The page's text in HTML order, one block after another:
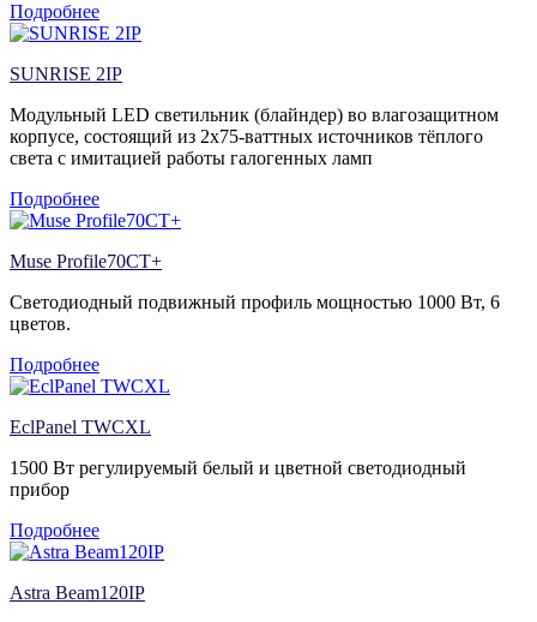
Подробнее
SUNRISE 2IP
Модульный LED светильник (блайндер) во влагозащитном
корпусе, состоящий из 2х75-ваттных источников тёплого
света с имитацией работы галогенных ламп
Подробнее
Muse Profile70CT+
Светодиодный подвижный профиль мощностью 1000 Вт, 6
цветов.
Подробнее
EclPanel TWCXL
1500 Вт регулируемый белый и цветной светодиодный
прибор
Подробнее
Astra Beam120IP